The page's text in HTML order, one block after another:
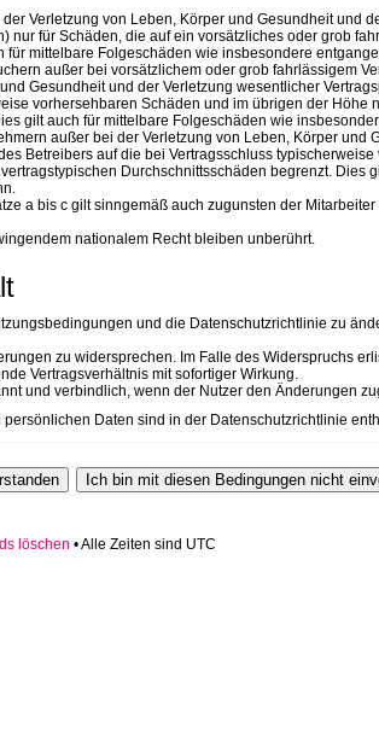
Verletzung von Leben, Körper und Gesundheit und
nur für Schäden, die auf ein vorsätzliches oder grob
für mittelbare Folgeschäden wie insbesondere
außer bei vorsätzlichem oder grob fahrlässigem
Gesundheit und der Verletzung wesentlicher
vorhersehbaren Schäden und im übrigen der Höhe
gilt auch für mittelbare Folgeschäden wie
außer bei der Verletzung von Leben, Körper und
Betreibers auf die bei Vertragsschluss
Durchschnittsschäden begrenzt. Dies
a bis c gilt sinngemäß auch zugunsten der
nationalem Recht bleiben unberührt.
und die Datenschutzrichtlinie zu
zu widersprechen. Im Falle des Widerspruchs
Vertragsverhältnis mit sofortiger Wirkung.
und verbindlich, wenn der Nutzer den Änderungen
Daten sind in der Datenschutzrichtlinie
löschen • Alle Zeiten sind UTC